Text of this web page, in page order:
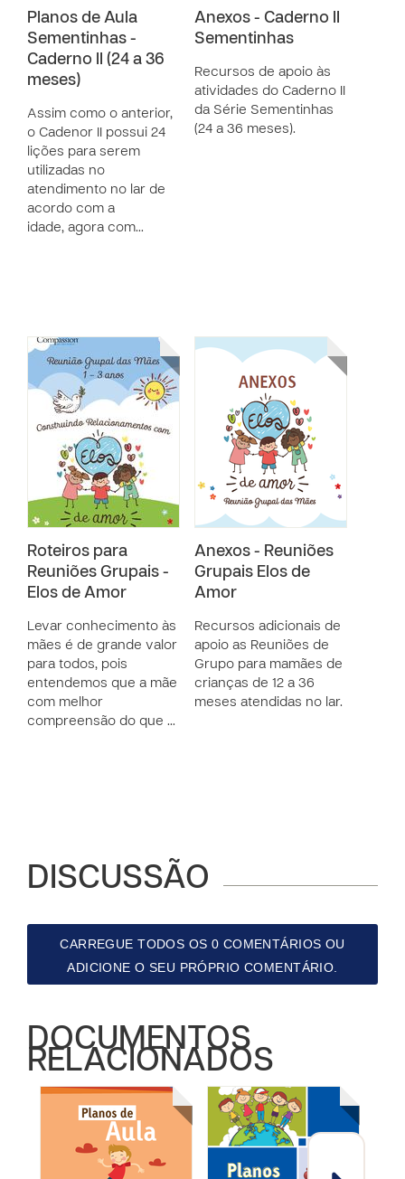
Planos de Aula
Sementinhas -
Caderno II (24 a 36
meses)
Assim como o anterior,
o Cadenor II possui 24
lições para serem
utilizadas no
atendimento no lar de
acordo com a
idade, agora com…
Anexos - Caderno II
Sementinhas
Recursos de apoio às
atividades do Caderno II
da Série Sementinhas
(24 a 36 meses).
Roteiros para
Reuniões Grupais -
Elos de Amor
Levar conhecimento às
mães é de grande valor
para todos, pois
entendemos que a mãe
com melhor
compreensão do que …
Anexos - Reuniões
Grupais Elos de
Amor
Recursos adicionais de
apoio as Reuniões de
Grupo para mamães de
crianças de 12 a 36
meses atendidas no lar.
DISCUSSÃO
CARREGUE TODOS OS 0 COMENTÁRIOS OU
ADICIONE O SEU PRÓPRIO COMENTÁRIO.
DOCUMENTOS
RELACIONADOS